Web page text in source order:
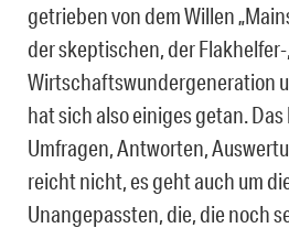
getrieben von dem Willen
der skeptischen, der
Wirtschaftswundergeneration
hat sich also einiges getan.
Umfragen, Antworten,
reicht nicht, es geht auch um
Unangepassten, die, die noch